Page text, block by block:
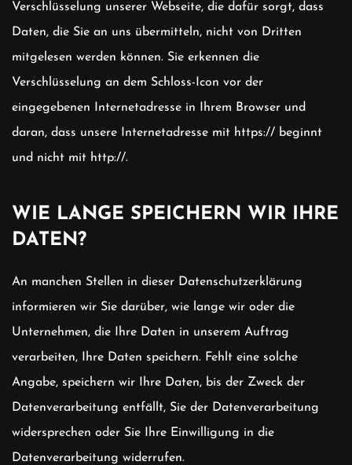
Verschlüsselung unserer Webseite, die dafür sorgt, dass
Daten, die Sie an uns übermitteln, nicht von Dritten
mitgelesen werden können. Sie erkennen die
Verschlüsselung an dem Schloss-Icon vor der
eingegebenen Internetadresse in Ihrem Browser und
daran, dass unsere Internetadresse mit https:// beginnt
und nicht mit http://.
WIE LANGE SPEICHERN WIR IHRE
DATEN?
An manchen Stellen in dieser Datenschutzerklärung
informieren wir Sie darüber, wie lange wir oder die
Unternehmen, die Ihre Daten in unserem Auftrag
verarbeiten, Ihre Daten speichern. Fehlt eine solche
Angabe, speichern wir Ihre Daten, bis der Zweck der
Datenverarbeitung entfällt, Sie der Datenverarbeitung
widersprechen oder Sie Ihre Einwilligung in die
Datenverarbeitung widerrufen.